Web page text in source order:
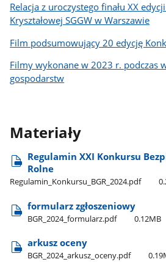
Relacja z uroczystego finału XX
Kryształowej SGGW w Warszawie
Film podsumowujący 20 edycję
Filmy wykonane w 2023 r. podczas
gospodarstw
Materiały
Regulamin XXI Konkursu
Rolne
Regulamin​_Konkursu​_BGR​_2024.pdf
formularz zgłoszeniowy
BGR​_2024​_formularz.pdf 0.12MB
arkusz oceny
BGR​_2024​_arkusz​_oceny.pdf